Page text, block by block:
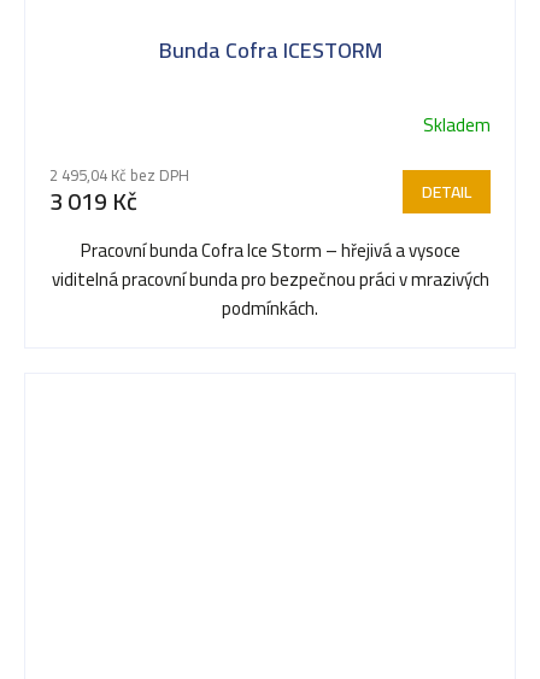
Bunda Cofra ICESTORM
Skladem
2 495,04 Kč bez DPH
3 019 Kč DETAIL
Pracovní bunda Cofra Ice Storm – hřejivá a vysoce
viditelná pracovní bunda pro bezpečnou práci v mrazivých
podmínkách.